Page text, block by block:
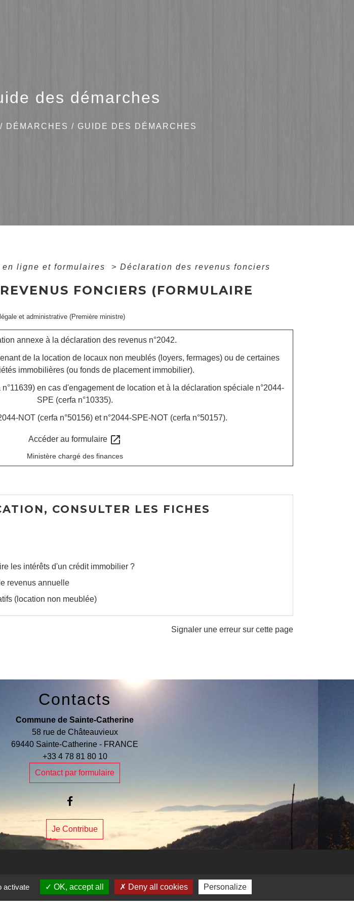
des démarches
/ DÉMARCHES / GUIDE DES DÉMARCHES
en ligne et formulaires > Déclaration des revenus fonciers
FONCIERS (FORMULAIRE
et administrative (Première ministre)
annexe à la déclaration des revenus n°2042.
de la location de locaux non meublés (loyers, fermages) ou de certaines
immobilières (ou fonds de placement immobilier).
en cas d'engagement de location et à la déclaration spéciale n°2044-
SPE (cerfa n°10335).
NOT (cerfa n°50156) et n°2044-SPE-NOT (cerfa n°50157).
Accéder au formulaire open_in_new
Ministère chargé des finances
CONSULTER LES FICHES
les intérêts d'un crédit immobilier ?
revenus annuelle
(location non meublée)
Signaler une erreur sur cette page
Contacts
Commune de Sainte-Catherine
58 rue de Châteauvieux
69440 Sainte-Catherine - FRANCE
+33 4 78 81 80 10
Contact par formulaire
Je Contribue
activate OK, accept all Deny all cookies Personalize